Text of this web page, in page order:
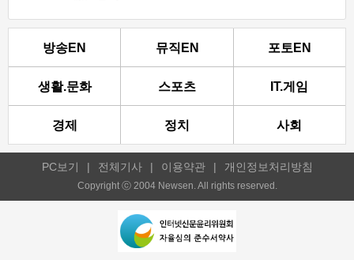
방송EN 뮤직EN 포토EN
생활.문화 스포츠 IT.게임
경제 정치 사회
PC보기 | 전체기사 | 이용약관 | 개인정보처리방침
Copyright ⓒ 2004 Newsen. All rights reserved.